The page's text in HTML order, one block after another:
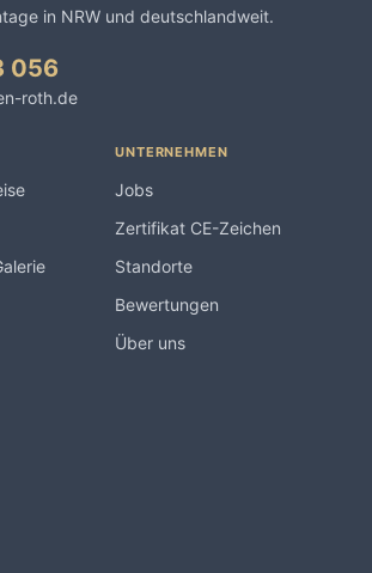
in NRW und deutschlandweit.
056
roth.de
UNTERNEHMEN
Jobs
Zertifikat CE-Zeichen
Standorte
Bewertungen
Über uns